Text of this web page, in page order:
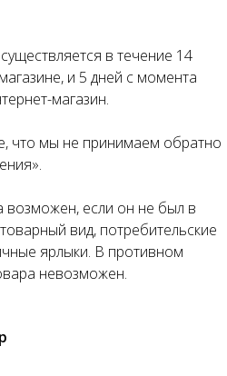
в течение 14
и 5 дней с момента
магазин.
что мы не принимаем обратно
возможен, если он не был в
вид, потребительские
ярлыки. В противном
невозможен.